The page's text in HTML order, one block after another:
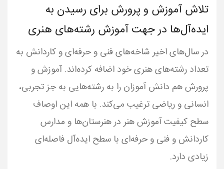
تلاش آموزش و پرورش برای رسیدن به
ایده‌آل‌ها در جهت آموزش رشته‌های هنری
در سال‌های اخیر شاخه‌های فنی و حرفه‌ای و کاردانش به
تعداد رشته‌های هنری خود اضافه کرده‌اند. آموزش و
پرورش هم دانش آموزان را به رشته‌هایی به جز تجربی،
انسانی و ریاضی ترغیب می‌کند. با همه این اوصاف
سطح کیفیت آموزش هنر در هنرستان‌ها و مدارس
کاردانش و فنی و حرفه‌ای با سطح ایده‌آل فاصله‌ای
زیادی دارد.